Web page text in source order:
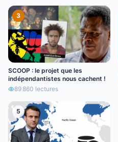
3
SCOOP : le projet que les
indépendantistes nous cachent !
89 860 lectures
5